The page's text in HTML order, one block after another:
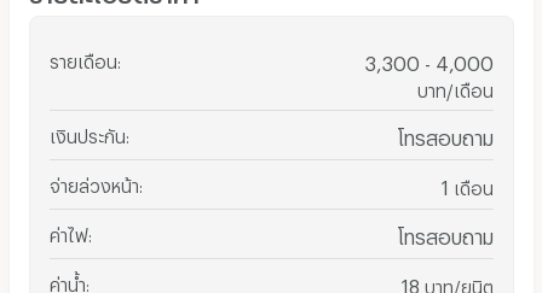
รายเดือน 3,300 - 4,000
บาท/เดือน
เงินประกัน โทรสอบถาม
จ่ายล่วงหน้า 1 เดือน
ค่าไฟ: โทรสอบถาม
ค่าน้ำ 18 บาท/ยูนิต